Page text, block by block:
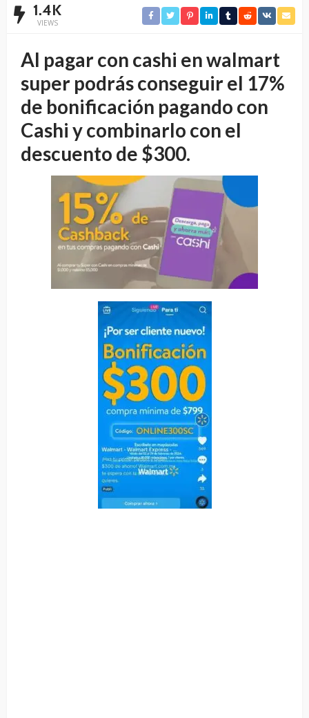
1.4K
VIEWS
Al pagar con cashi en walmart
super podrás conseguir el 17%
de bonificación pagando con
Cashi y combinarlo con el
descuento de $300.